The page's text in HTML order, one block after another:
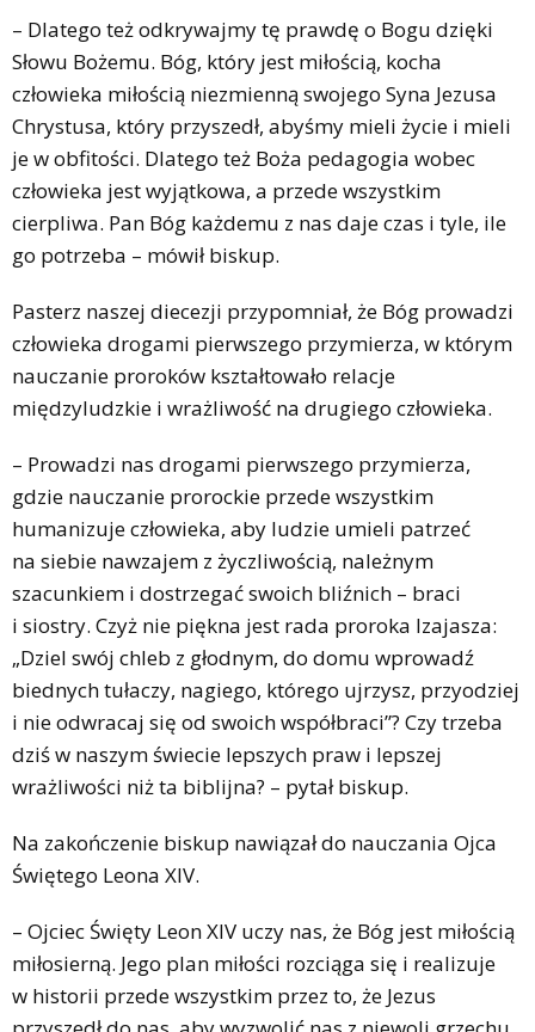
– Dlatego też odkrywajmy tę prawdę o Bogu dzięki
Słowu Bożemu. Bóg, który jest miłością, kocha
człowieka miłością niezmienną swojego Syna Jezusa
Chrystusa, który przyszedł, abyśmy mieli życie i mieli
je w obfitości. Dlatego też Boża pedagogia wobec
człowieka jest wyjątkowa, a przede wszystkim
cierpliwa. Pan Bóg każdemu z nas daje czas i tyle, ile
go potrzeba – mówił biskup.
Pasterz naszej diecezji przypomniał, że Bóg prowadzi
człowieka drogami pierwszego przymierza, w którym
nauczanie proroków kształtowało relacje
międzyludzkie i wrażliwość na drugiego człowieka.
– Prowadzi nas drogami pierwszego przymierza,
gdzie nauczanie prorockie przede wszystkim
humanizuje człowieka, aby ludzie umieli patrzeć
na siebie nawzajem z życzliwością, należnym
szacunkiem i dostrzegać swoich bliźnich – braci
i siostry. Czyż nie piękna jest rada proroka Izajasza:
„Dziel swój chleb z głodnym, do domu wprowadź
biednych tułaczy, nagiego, którego ujrzysz, przyodziej
i nie odwracaj się od swoich współbraci”? Czy trzeba
dziś w naszym świecie lepszych praw i lepszej
wrażliwości niż ta biblijna? – pytał biskup.
Na zakończenie biskup nawiązał do nauczania Ojca
Świętego Leona XIV.
– Ojciec Święty Leon XIV uczy nas, że Bóg jest miłością
miłosierną. Jego plan miłości rozciąga się i realizuje
w historii przede wszystkim przez to, że Jezus